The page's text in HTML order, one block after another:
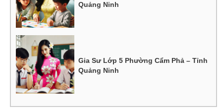
Quảng Ninh
Gia Sư Lớp 5 Phường Cẩm Phả – Tỉnh
Quảng Ninh